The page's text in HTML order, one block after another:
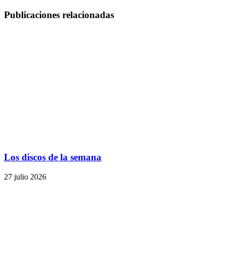
Publicaciones relacionadas
Los discos de la semana
27 julio 2026